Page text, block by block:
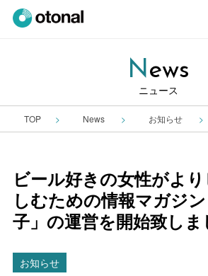
News
ニュース
TOP News お知らせ
ビール好きの女性がよ
しむための情報マガジ
子」の運営を開始致しま
お知らせ